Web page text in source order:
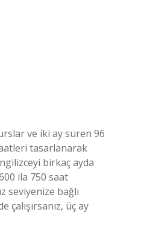
ve iki ay süren 96
tasarlanarak
birkaç ayda
ila 750 saat
seviyenize bağlı
üç ay